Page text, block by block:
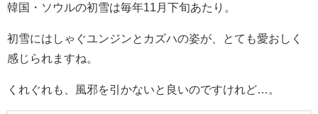
韓国・ソウルの初雪は毎年11月下旬あたり。
初雪にはしゃぐユンジンとカズハの姿が、とても愛おしく
感じられますね。
くれぐれも、風邪を引かないと良いのですけれど…。